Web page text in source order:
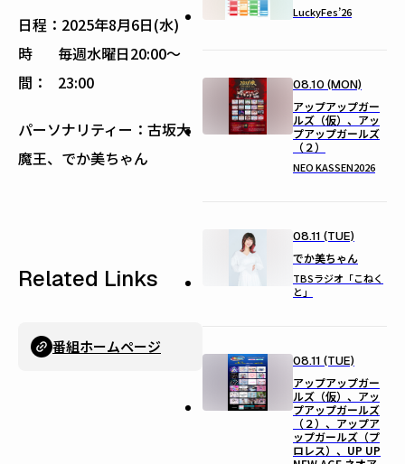
日程： 2025年8月6日(水)
時
間：
毎週水曜日20:00〜
23:00
パーソナリティー：古坂大
魔王、でか美ちゃん
Related Links
番組ホームページ
LuckyFes’26
08.10 (MON)
アップアップガー
ルズ（仮）、アッ
プアップガールズ
（２）
NEO KASSEN2026
08.11 (TUE)
でか美ちゃん
TBSラジオ「こねく
と」
08.11 (TUE)
アップアップガー
ルズ（仮）、アッ
プアップガールズ
（２）、アップア
ップガールズ（プ
ロレス）、UP UP